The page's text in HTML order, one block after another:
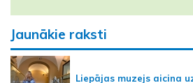
Jaunākie raksti
Liepājas muzejs aicina